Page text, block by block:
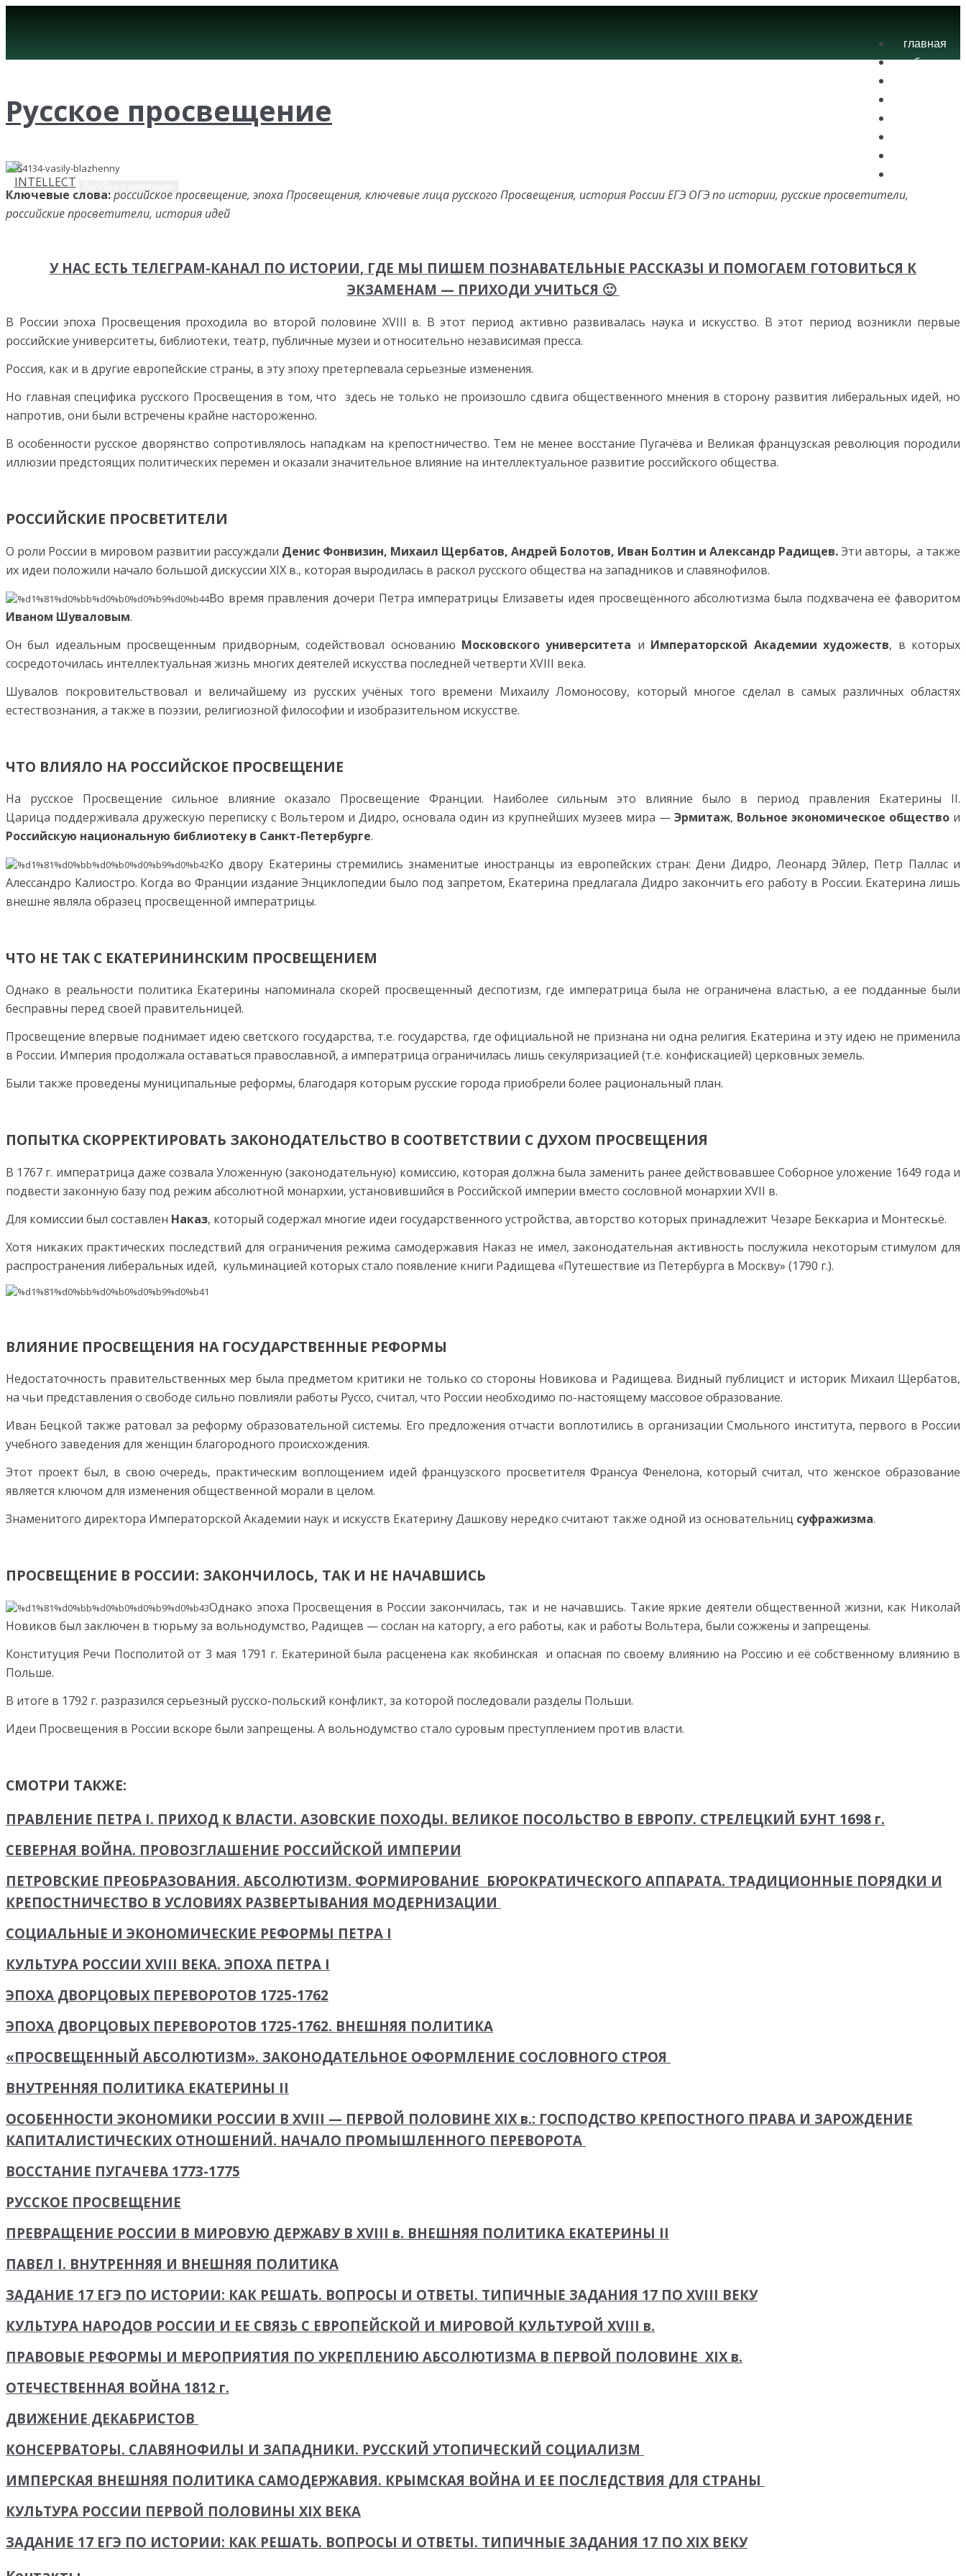
главная
блог
Русское просвещение
Ключевые слова:российское просвещение, эпоха Просвещения, ключевые лица русского Просвещения, история России ЕГЭ ОГЭ по истории, русские просветители,
российские просветители, история идей
У НАС ЕСТЬ ТЕЛЕГРАМ-КАНАЛ ПО ИСТОРИИ, ГДЕ МЫ ПИШЕМ ПОЗНАВАТЕЛЬНЫЕ РАССКАЗЫ И ПОМОГАЕМ ГОТОВИТЬСЯ К
ЭКЗАМЕНАМ — ПРИХОДИ УЧИТЬСЯ 🙂
В России эпоха Просвещения проходила во второй половине XVIII в. В этот период активно развивалась наука и искусство. В этот период возникли первые
российские университеты, библиотеки, театр, публичные музеи и относительно независимая пресса.
Россия, как и в другие европейские страны, в эту эпоху претерпевала серьезные изменения.
Но главная специфика русского Просвещения в том, что здесь не только не произошло сдвига общественного мнения в сторону развития либеральных идей, но
напротив, они были встречены крайне настороженно.
В особенности русское дворянство сопротивлялось нападкам на крепостничество. Тем не менее восстание Пугачёва и Великая французская революция породили
иллюзии предстоящих политических перемен и оказали значительное влияние на интеллектуальное развитие российского общества.
РОССИЙСКИЕ ПРОСВЕТИТЕЛИ
О роли России в мировом развитии рассуждали Денис Фонвизин, Михаил Щербатов, Андрей Болотов, Иван Болтин и Александр Радищев.Эти авторы, а также
их идеи положили начало большой дискуссии XIX в., которая выродилась в раскол русского общества на западников и славянофилов.
Во время правления дочери Петра императрицы Елизаветы идея просвещённого абсолютизма была подхвачена её фаворитом
Иваном Шуваловым.
Он был идеальным просвещенным придворным, содействовал основанию Московского университета и Императорской Академии художеств, в которых
сосредоточилась интеллектуальная жизнь многих деятелей искусства последней четверти XVIII века.
Шувалов покровительствовал и величайшему из русских учёных того времени Михаилу Ломоносову, который многое сделал в самых различных областях
естествознания, а также в поэзии, религиозной философии и изобразительном искусстве.
ЧТО ВЛИЯЛО НА РОССИЙСКОЕ ПРОСВЕЩЕНИЕ
На русское Просвещение сильное влияние оказало Просвещение Франции. Наиболее сильным это влияние было в период правления Екатерины II.
Царица поддерживала дружескую переписку с Вольтером и Дидро, основала один из крупнейших музеев мира — Эрмитаж, Вольное экономическое общество и
Российскую национальную библиотеку в Санкт-Петербурге.
Ко двору Екатерины стремились знаменитые иностранцы из европейских стран: Дени Дидро, Леонард Эйлер, Петр Паллас и
Алессандро Калиостро. Когда во Франции издание Энциклопедии было под запретом, Екатерина предлагала Дидро закончить его работу в России. Екатерина лишь
внешне являла образец просвещенной императрицы.
ЧТО НЕ ТАК С ЕКАТЕРИНИНСКИМ ПРОСВЕЩЕНИЕМ
Однако в реальности политика Екатерины напоминала скорей просвещенный деспотизм, где императрица была не ограничена властью, а ее подданные были
бесправны перед своей правительницей.
Просвещение впервые поднимает идею светского государства, т.е. государства, где официальной не признана ни одна религия. Екатерина и эту идею не применила
в России. Империя продолжала оставаться православной, а императрица ограничилась лишь секуляризацией (т.е. конфискацией) церковных земель.
Были также проведены муниципальные реформы, благодаря которым русские города приобрели более рациональный план.
ПОПЫТКА СКОРРЕКТИРОВАТЬ ЗАКОНОДАТЕЛЬСТВО В СООТВЕТСТВИИ С ДУХОМ ПРОСВЕЩЕНИЯ
В 1767 г. императрица даже созвала Уложенную (законодательную) комиссию, которая должна была заменить ранее действовавшее Соборное уложение 1649 года и
подвести законную базу под режим абсолютной монархии, установившийся в Российской империи вместо сословной монархии XVII в.
Для комиссии был составлен Наказ, который содержал многие идеи государственного устройства, авторство которых принадлежит Чезаре Беккариа и Монтескьё.
Хотя никаких практических последствий для ограничения режима самодержавия Наказ не имел, законодательная активность послужила некоторым стимулом для
распространения либеральных идей, кульминацией которых стало появление книги Радищева «Путешествие из Петербурга в Москву» (1790 г.).
ВЛИЯНИЕ ПРОСВЕЩЕНИЯ НА ГОСУДАРСТВЕННЫЕ РЕФОРМЫ
Недостаточность правительственных мер была предметом критики не только со стороны Новикова и Радищева. Видный публицист и историк Михаил Щербатов,
на чьи представления о свободе сильно повлияли работы Руссо, считал, что России необходимо по-настоящему массовое образование.
Иван Бецкой также ратовал за реформу образовательной системы. Его предложения отчасти воплотились в организации Смольного института, первого в России
учебного заведения для женщин благородного происхождения.
Этот проект был, в свою очередь, практическим воплощением идей французского просветителя Франсуа Фенелона, который считал, что женское образование
является ключом для изменения общественной морали в целом.
Знаменитого директора Императорской Академии наук и искусств Екатерину Дашкову нередко считают также одной из основательниц суфражизма.
ПРОСВЕЩЕНИЕ В РОССИИ: ЗАКОНЧИЛОСЬ, ТАК И НЕ НАЧАВШИСЬ
Однако эпоха Просвещения в России закончилась, так и не начавшись. Такие яркие деятели общественной жизни, как Николай
Новиков был заключен в тюрьму за вольнодумство, Радищев — сослан на каторгу, а его работы, как и работы Вольтера, были сожжены и запрещены.
Конституция Речи Посполитой от 3 мая 1791 г. Екатериной была расценена как якобинская и опасная по своему влиянию на Россию и её собственному влиянию в
Польше.
В итоге в 1792 г. разразился серьезный русско-польский конфликт, за которой последовали разделы Польши.
Идеи Просвещения в России вскоре были запрещены. А вольнодумство стало суровым преступлением против власти.
СМОТРИ ТАКЖЕ:
ПРАВЛЕНИЕ ПЕТРА I. ПРИХОД К ВЛАСТИ. АЗОВСКИЕ ПОХОДЫ. ВЕЛИКОЕ ПОСОЛЬСТВО В ЕВРОПУ. СТРЕЛЕЦКИЙ БУНТ 1698 г.
СЕВЕРНАЯ ВОЙНА. ПРОВОЗГЛАШЕНИЕ РОССИЙСКОЙ ИМПЕРИИ
ПЕТРОВСКИЕ ПРЕОБРАЗОВАНИЯ. АБСОЛЮТИЗМ. ФОРМИРОВАНИЕ БЮРОКРАТИЧЕСКОГО АППАРАТА. ТРАДИЦИОННЫЕ ПОРЯДКИ И
КРЕПОСТНИЧЕСТВО В УСЛОВИЯХ РАЗВЕРТЫВАНИЯ МОДЕРНИЗАЦИИ
СОЦИАЛЬНЫЕ И ЭКОНОМИЧЕСКИЕ РЕФОРМЫ ПЕТРА I
КУЛЬТУРА РОССИИ XVIII ВЕКА. ЭПОХА ПЕТРА I
ЭПОХА ДВОРЦОВЫХ ПЕРЕВОРОТОВ 1725-1762
ЭПОХА ДВОРЦОВЫХ ПЕРЕВОРОТОВ 1725-1762. ВНЕШНЯЯ ПОЛИТИКА
«ПРОСВЕЩЕННЫЙ АБСОЛЮТИЗМ». ЗАКОНОДАТЕЛЬНОЕ ОФОРМЛЕНИЕ СОСЛОВНОГО СТРОЯ
ВНУТРЕННЯЯ ПОЛИТИКА ЕКАТЕРИНЫ II
ОСОБЕННОСТИ ЭКОНОМИКИ РОССИИ В XVIII — ПЕРВОЙ ПОЛОВИНЕ XIX в.: ГОСПОДСТВО КРЕПОСТНОГО ПРАВА И ЗАРОЖДЕНИЕ
КАПИТАЛИСТИЧЕСКИХ ОТНОШЕНИЙ. НАЧАЛО ПРОМЫШЛЕННОГО ПЕРЕВОРОТА
ВОССТАНИЕ ПУГАЧЕВА 1773-1775
РУССКОЕ ПРОСВЕЩЕНИЕ
ПРЕВРАЩЕНИЕ РОССИИ В МИРОВУЮ ДЕРЖАВУ В XVIII в. ВНЕШНЯЯ ПОЛИТИКА ЕКАТЕРИНЫ II
ПАВЕЛ I. ВНУТРЕННЯЯ И ВНЕШНЯЯ ПОЛИТИКА
ЗАДАНИЕ 17 ЕГЭ ПО ИСТОРИИ: КАК РЕШАТЬ. ВОПРОСЫ И ОТВЕТЫ. ТИПИЧНЫЕ ЗАДАНИЯ 17 ПО XVIII ВЕКУ
КУЛЬТУРА НАРОДОВ РОССИИ И ЕЕ СВЯЗЬ С ЕВРОПЕЙСКОЙ И МИРОВОЙ КУЛЬТУРОЙ XVIII в.
ПРАВОВЫЕ РЕФОРМЫ И МЕРОПРИЯТИЯ ПО УКРЕПЛЕНИЮ АБСОЛЮТИЗМА В ПЕРВОЙ ПОЛОВИНЕ XIX в.
ОТЕЧЕСТВЕННАЯ ВОЙНА 1812 г.
ДВИЖЕНИЕ ДЕКАБРИСТОВ
КОНСЕРВАТОРЫ. СЛАВЯНОФИЛЫ И ЗАПАДНИКИ. РУССКИЙ УТОПИЧЕСКИЙ СОЦИАЛИЗМ
ИМПЕРСКАЯ ВНЕШНЯЯ ПОЛИТИКА САМОДЕРЖАВИЯ. КРЫМСКАЯ ВОЙНА И ЕЕ ПОСЛЕДСТВИЯ ДЛЯ СТРАНЫ
КУЛЬТУРА РОССИИ ПЕРВОЙ ПОЛОВИНЫ XIX ВЕКА
ЗАДАНИЕ 17 ЕГЭ ПО ИСТОРИИ: КАК РЕШАТЬ. ВОПРОСЫ И ОТВЕТЫ. ТИПИЧНЫЕ ЗАДАНИЯ 17 ПО XIX ВЕКУ